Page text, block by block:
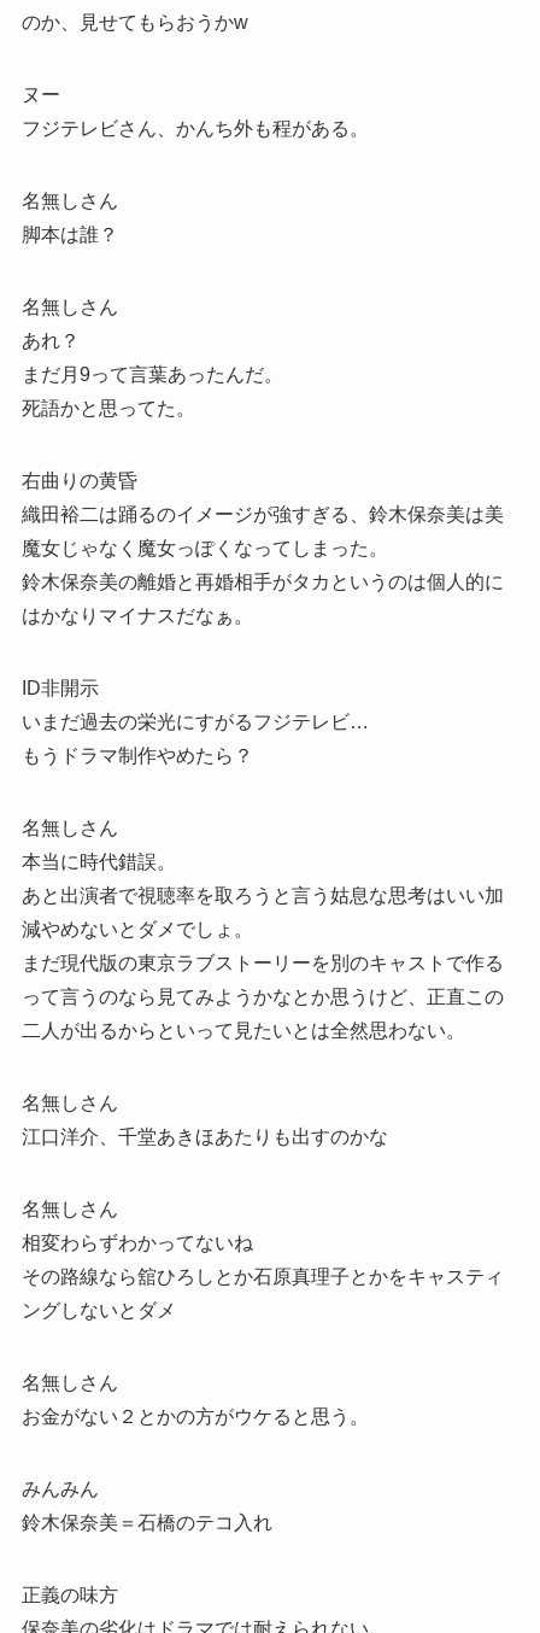
のか、見せてもらおうかw
ヌー
フジテレビさん、かんち外も程がある。
名無しさん
脚本は誰？
名無しさん
あれ？
まだ月9って言葉あったんだ。
死語かと思ってた。
右曲りの黄昏
織田裕二は踊るのイメージが強すぎる、鈴木保奈美は美
魔女じゃなく魔女っぽくなってしまった。
鈴木保奈美の離婚と再婚相手がタカというのは個人的に
はかなりマイナスだなぁ。
ID非開示
いまだ過去の栄光にすがるフジテレビ…
もうドラマ制作やめたら？
名無しさん
本当に時代錯誤。
あと出演者で視聴率を取ろうと言う姑息な思考はいい加
減やめないとダメでしょ。
まだ現代版の東京ラブストーリーを別のキャストで作る
って言うのなら見てみようかなとか思うけど、正直この
二人が出るからといって見たいとは全然思わない。
名無しさん
江口洋介、千堂あきほあたりも出すのかな
名無しさん
相変わらずわかってないね
その路線なら舘ひろしとか石原真理子とかをキャスティ
ングしないとダメ
名無しさん
お金がない２とかの方がウケると思う。
みんみん
鈴木保奈美＝石橋のテコ入れ
正義の味方
保奈美の劣化はドラマでは耐えられない。